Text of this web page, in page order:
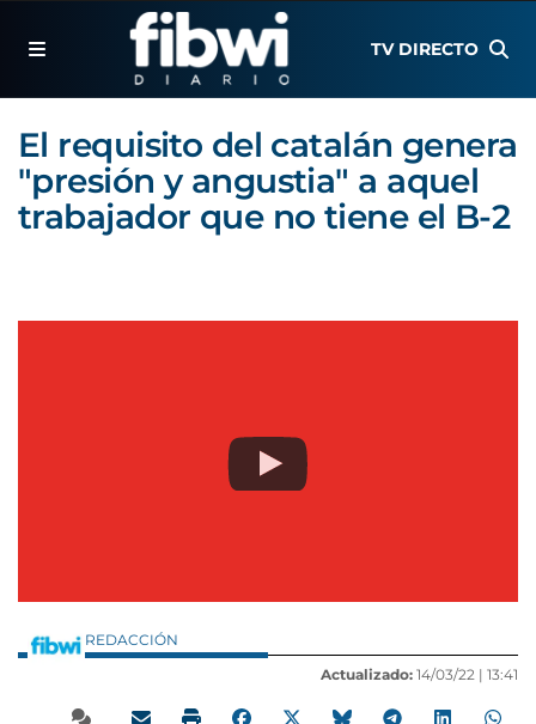
TV DIRECTO
El requisito del catalán genera
"presión y angustia" a aquel
trabajador que no tiene el B-2
REDACCIÓN
Actualizado: 14/03/22 | 13:41